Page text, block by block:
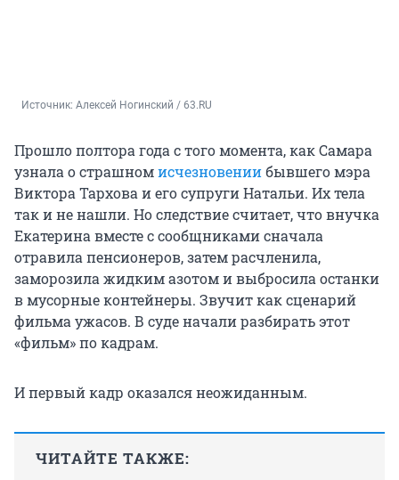
Источник: Алексей Ногинский / 63.RU
Прошло полтора года с того момента, как Самара
узнала о страшномисчезновениибывшего мэра
Виктора Тархова и его супруги Натальи. Их тела
так и не нашли. Но следствие считает, что внучка
Екатерина вместе с сообщниками сначала
отравила пенсионеров, затем расчленила,
заморозила жидким азотом и выбросила останки
в мусорные контейнеры. Звучит как сценарий
фильма ужасов. В суде начали разбирать этот
«фильм» по кадрам.
И первый кадр оказался неожиданным.
ЧИТАЙТЕ ТАКЖЕ: